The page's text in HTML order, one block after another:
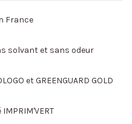
France
solvant et sans odeur
et GREENGUARD GOLD